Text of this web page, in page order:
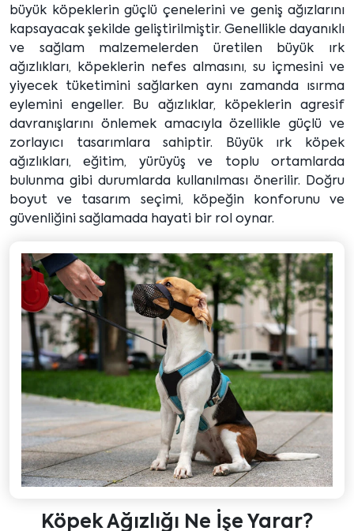
büyük köpeklerin güçlü çenelerini ve geniş ağızlarını
kapsayacak şekilde geliştirilmiştir. Genellikle dayanıklı
ve sağlam malzemelerden üretilen büyük ırk
ağızlıkları, köpeklerin nefes almasını, su içmesini ve
yiyecek tüketimini sağlarken aynı zamanda ısırma
eylemini engeller. Bu ağızlıklar, köpeklerin agresif
davranışlarını önlemek amacıyla özellikle güçlü ve
zorlayıcı tasarımlara sahiptir. Büyük ırk köpek
ağızlıkları, eğitim, yürüyüş ve toplu ortamlarda
bulunma gibi durumlarda kullanılması önerilir. Doğru
boyut ve tasarım seçimi, köpeğin konforunu ve
güvenliğini sağlamada hayati bir rol oynar.
Köpek Ağızlığı Ne İşe Yarar?